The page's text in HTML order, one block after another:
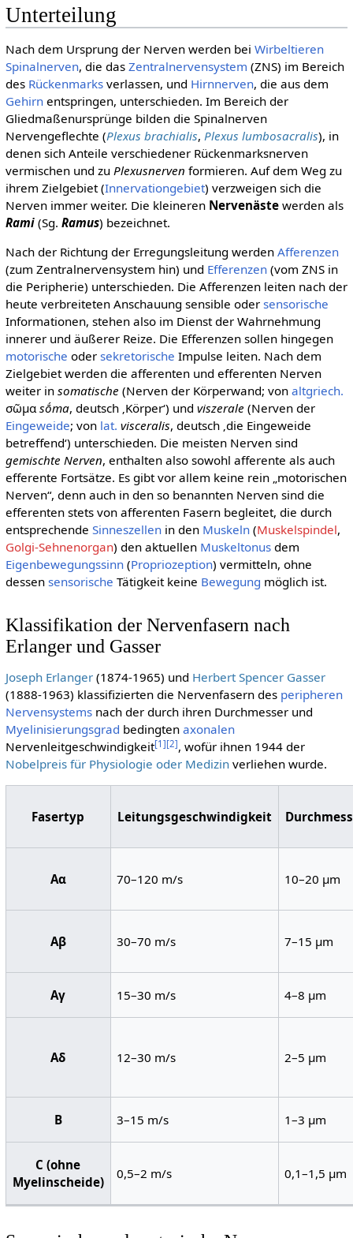
Unterteilung
Nach dem Ursprung der Nerven werden bei Wirbeltieren
Spinalnerven, die das Zentralnervensystem (ZNS) im Bereich
des Rückenmarksverlassen, und Hirnnerven, die aus dem
Gehirnentspringen, unterschieden. Im Bereich der
Gliedmaßenursprünge bilden die Spinalnerven
Nervengeflechte (Plexus brachialis, Plexus lumbosacralis), in
denen sich Anteile verschiedener Rückenmarksnerven
vermischen und zu Plexusnerven formieren. Auf dem Weg zu
ihrem Zielgebiet (Innervationgebiet) verzweigen sich die
Nerven immer weiter. Die kleineren Nervenästewerden als
Rami(Sg. Ramus) bezeichnet.
Nach der Richtung der Erregungsleitung werden Afferenzen
(zum Zentralnervensystem hin) und Efferenzen(vom ZNS in
die Peripherie) unterschieden. Die Afferenzen leiten nach der
heute verbreiteten Anschauung sensible oder sensorische
Informationen, stehen also im Dienst der Wahrnehmung
innerer und äußerer Reize. Die Efferenzen sollen hingegen
motorische oder sekretorische Impulse leiten. Nach dem
Zielgebiet werden die afferenten und efferenten Nerven
weiter in somatische (Nerven der Körperwand; von altgriech.
σῶμα sṓma, deutsch ‚Körper‘) und viszerale (Nerven der
Eingeweide; von lat. visceralis, deutsch ‚die Eingeweide
betreffend‘) unterschieden. Die meisten Nerven sind
gemischte Nerven, enthalten also sowohl afferente als auch
efferente Fortsätze. Es gibt vor allem keine rein „motorischen
Nerven“, denn auch in den so benannten Nerven sind die
efferenten stets von afferenten Fasern begleitet, die durch
entsprechende Sinneszellenin den Muskeln(Muskelspindel,
Golgi-Sehnenorgan) den aktuellen Muskeltonusdem
Eigenbewegungssinn(Propriozeption) vermitteln, ohne
dessen sensorische Tätigkeit keine Bewegung möglich ist.
Klassifikation der Nervenfasern nach
Erlanger und Gasser
Joseph Erlanger(1874-1965) und Herbert Spencer Gasser
(1888-1963) klassifizierten die Nervenfasern des peripheren
Nervensystemsnach der durch ihren Durchmesser und
Myelinisierungsgrad bedingten axonalen
Nervenleitgeschwindigkeit[1 ][2], wofür ihnen 1944 der
Nobelpreis für Physiologie oder Medizinverliehen wurde.
Fasertyp Leitungsgeschwindigkeit
Aα 70–120 m/s 10–20 µm
Aβ 30–70 m/s 7–15 µm
Aγ 15–30 m/s 4–8 µm
Aδ 12–30 m/s 2–5 µm
B 3–15 m/s 1–3 µm
C (ohne
Myelinscheide)
0,5–2 m/s 0,1–1,5 µm